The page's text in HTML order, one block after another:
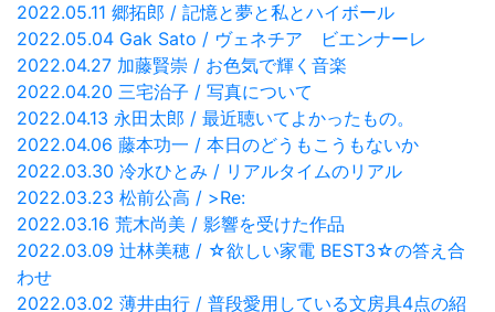
2022.05.11 郷拓郎 / 記憶と夢と私とハイボール
2022.05.04 Gak Sato / ヴェネチア ビエンナーレ
2022.04.27 加藤賢崇 / お色気で輝く音楽
2022.04.20 三宅治子 / 写真について
2022.04.13 永田太郎 / 最近聴いてよかったもの。
2022.04.06 藤本功一 / 本日のどうもこうもないか
2022.03.30 冷水ひとみ / リアルタイムのリアル
2022.03.23 松前公高 / >Re:
2022.03.16 荒木尚美 / 影響を受けた作品
2022.03.09 辻林美穂 / ☆欲しい家電 BEST3☆の答え合
わせ
2022.03.02 薄井由行 / 普段愛用している文房具4点の紹